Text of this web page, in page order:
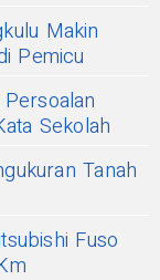
Makin
Pemicu
Sekolah
Tanah
Fuso